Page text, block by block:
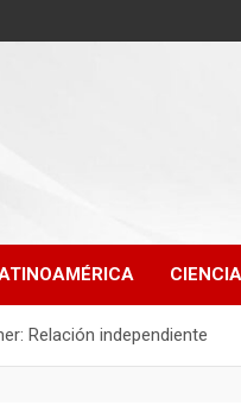
Relación independiente